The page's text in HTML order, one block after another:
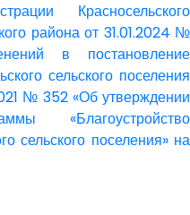
Красносельского
района от 31.01.2024 №
в постановление
сельского поселения
№ 352 «Об утверждении
«Благоустройство
сельского поселения» на